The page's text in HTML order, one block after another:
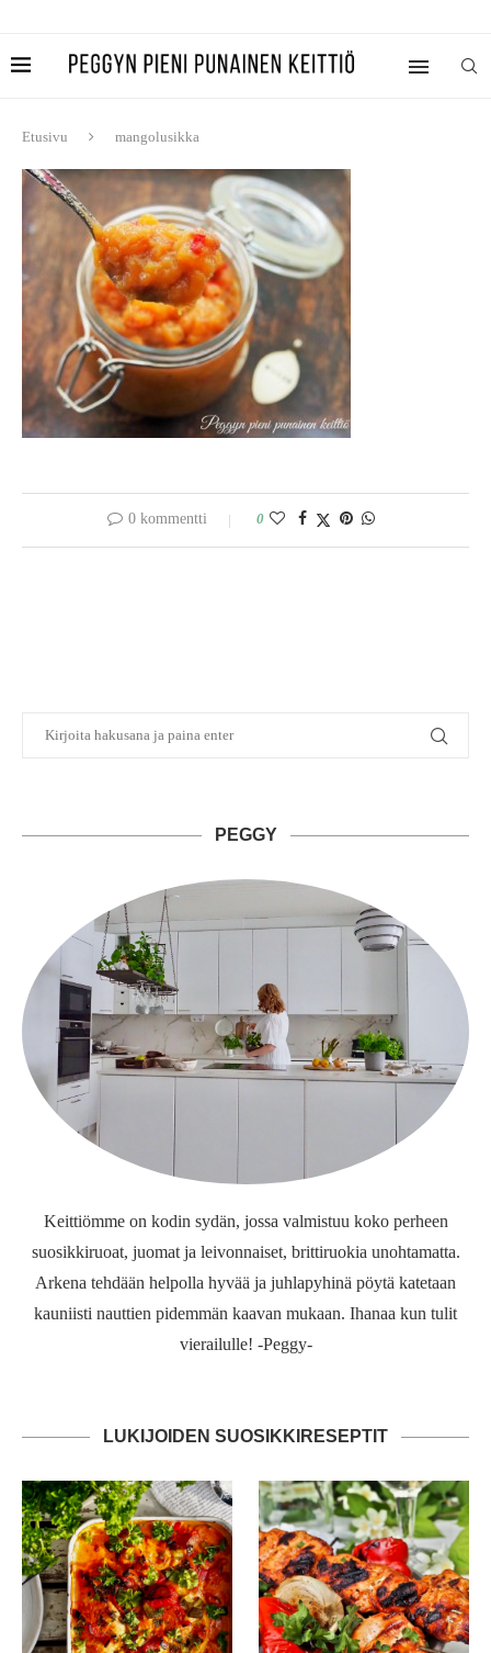
Etusivu mangolusikka
0 kommentti 0
PEGGY
Keittiömme on kodin sydän, jossa valmistuu koko perheen
suosikkiruoat, juomat ja leivonnaiset, brittiruokia unohtamatta.
Arkena tehdään helpolla hyvää ja juhlapyhinä pöytä katetaan
kauniisti nauttien pidemmän kaavan mukaan. Ihanaa kun tulit
vierailulle! -Peggy-
LUKIJOIDEN SUOSIKKIRESEPTIT